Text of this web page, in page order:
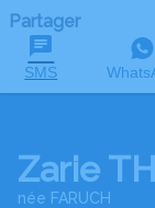
Partager
SMS
Zarie
née FARUCH